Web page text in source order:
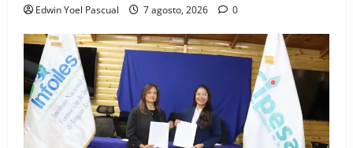
Edwin Yoel Pascual 7 agosto, 2026 0